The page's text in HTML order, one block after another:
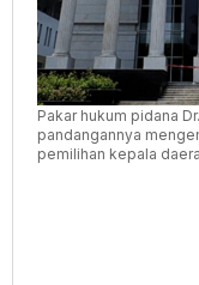
Pakar hukum pidana
pandangannya
pemilihan kepala